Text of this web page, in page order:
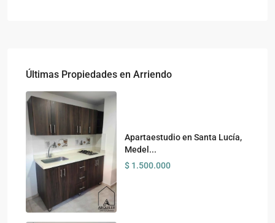
Últimas Propiedades en Arriendo
Apartaestudio en Santa Lucía,
Medel...
$ 1.500.000